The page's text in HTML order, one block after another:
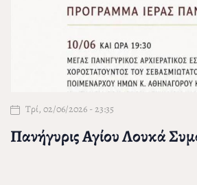
Τρί, 02/06/2026 - 23:35
Πανήγυρις Αγίου Λουκά